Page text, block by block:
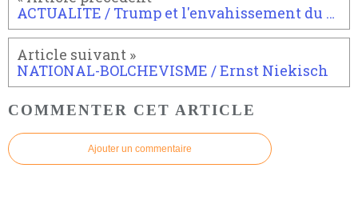
ACTUALITE / Trump et l'envahissement du Capitole
NATIONAL-BOLCHEVISME / Ernst Niekisch
COMMENTER CET ARTICLE
Ajouter un commentaire